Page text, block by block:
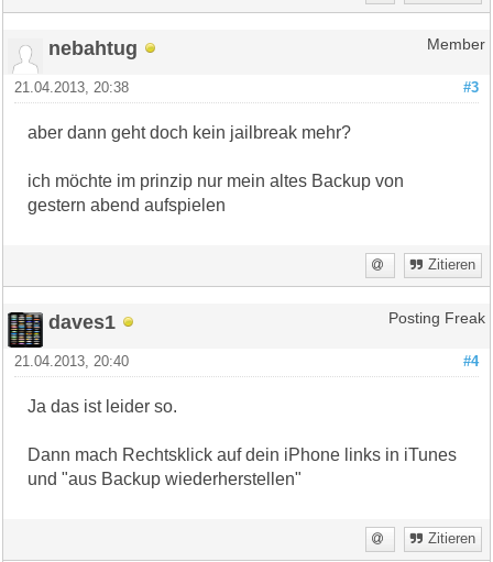
nebahtug Member
#3
21.04.2013, 20:38
aber dann geht doch kein jailbreak mehr?
ich möchte im prinzip nur mein altes Backup von
gestern abend aufspielen
Zitieren
daves1 Posting Freak
#4
21.04.2013, 20:40
Ja das ist leider so.
Dann mach Rechtsklick auf dein iPhone links in iTunes
und "aus Backup wiederherstellen"
Zitieren